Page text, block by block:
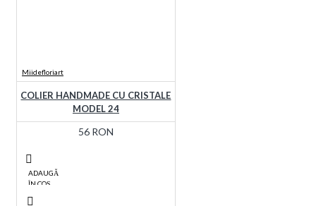
Miidefloriart
COLIER HANDMADE CU CRISTALE
MODEL 24
56 RON
ADAUGĂ
ÎN COŞ